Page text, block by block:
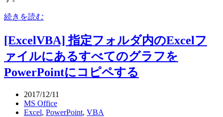
続きを読む
[ExcelVBA] 指定フォルダ内のExcelフ
ァイルにあるすべてのグラフを
PowerPointにコピペする
2017/12/11
MS Office
Excel, PowerPoint, VBA